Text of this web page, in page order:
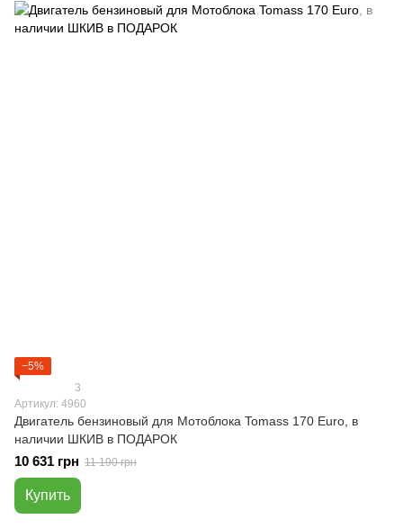
−5%
3
Артикул: 4960
Двигатель бензиновый для Мотоблока Tomass 170 Euro, в
наличии ШКИВ в ПОДАРОК
10 631 грн 11 190 грн
Купить